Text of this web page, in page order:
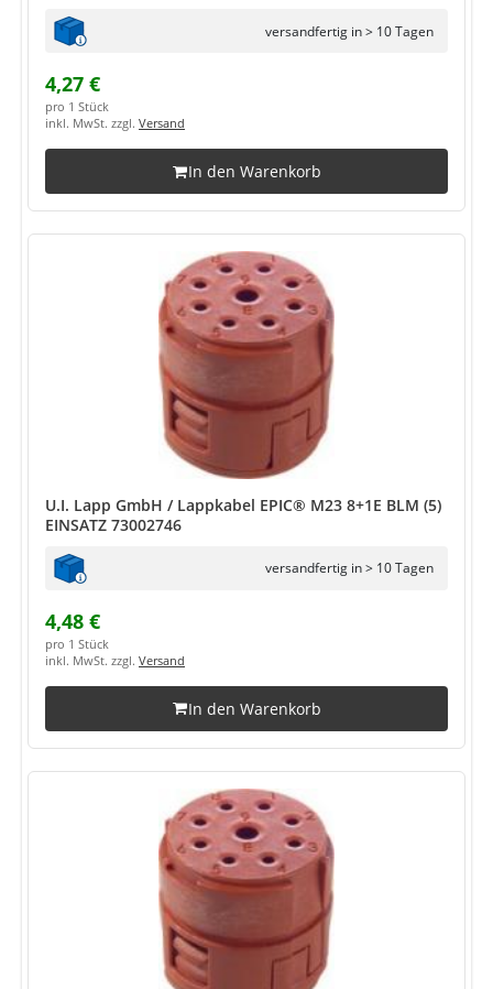
versandfertig in > 10 Tagen
4,27 €
pro 1 Stück
inkl. MwSt. zzgl. Versand
In den Warenkorb
U.I. Lapp GmbH / Lappkabel EPIC® M23 8+1E BLM (5)
EINSATZ 73002746
versandfertig in > 10 Tagen
4,48 €
pro 1 Stück
inkl. MwSt. zzgl. Versand
In den Warenkorb